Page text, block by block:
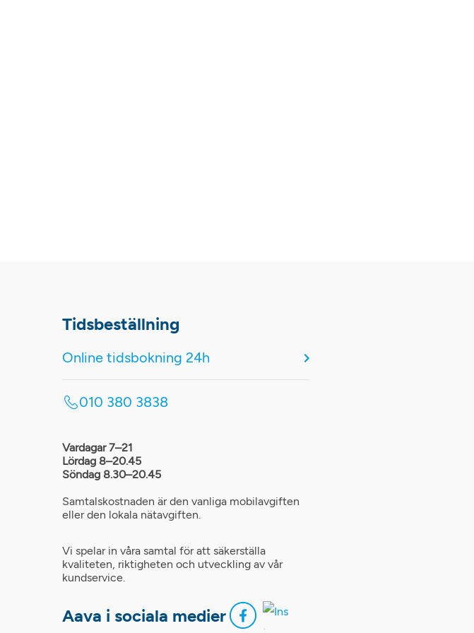
Tidsbeställning
Online tidsbokning 24h
010 380 3838
Vardagar 7–21
Lördag 8–20.45
Söndag 8.30–20.45
Samtalskostnaden är den vanliga mobilavgiften
eller den lokala nätavgiften.
Vi spelar in våra samtal för att säkerställa
kvaliteten, riktigheten och utveckling av vår
kundservice.
Aava i sociala medier